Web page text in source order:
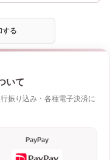
する
いて
振り込み・各種電子決済に
PayPay